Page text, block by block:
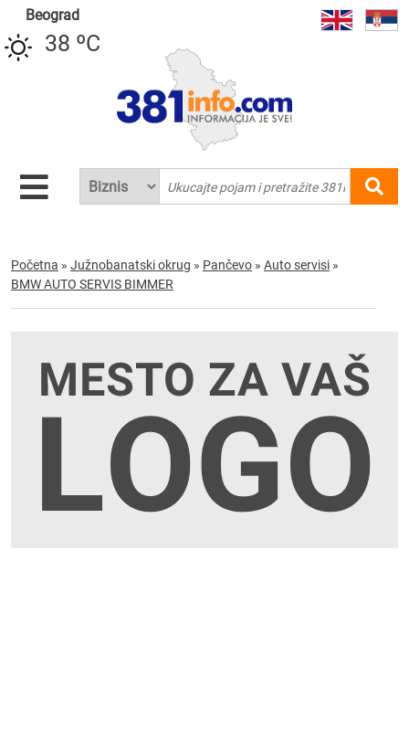
Beograd
38 ºC
Početna » Južnobanatski okrug » Pančevo » Auto servisi »
BMW AUTO SERVIS BIMMER